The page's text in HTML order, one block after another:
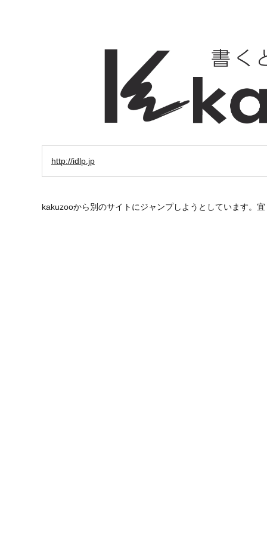
http://idlp.jp
kakuzooから別のサイトにジャンプしようとしています。